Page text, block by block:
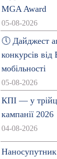
MGA Award
05-08-2026
🕔 Дайджест
конкурсів від
мобільності
05-08-2026
КПІ — у
кампанії 2026
04-08-2026